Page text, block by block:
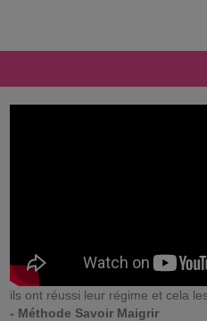
ils ont réussi leur régime et cela
- Méthode Savoir Maigrir